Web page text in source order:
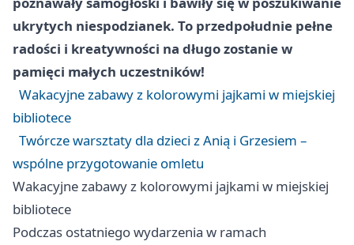
ukrytych niespodzianek. To przedpołudnie pełne
radości i kreatywności na długo zostanie w
pamięci małych uczestników!
Wakacyjne zabawy z kolorowymi jajkami w miejskiej
bibliotece
Twórcze warsztaty dla dzieci z Anią i Grzesiem –
wspólne przygotowanie omletu
Wakacyjne zabawy z kolorowymi jajkami w miejskiej
bibliotece
Podczas ostatniego wydarzenia w ramach